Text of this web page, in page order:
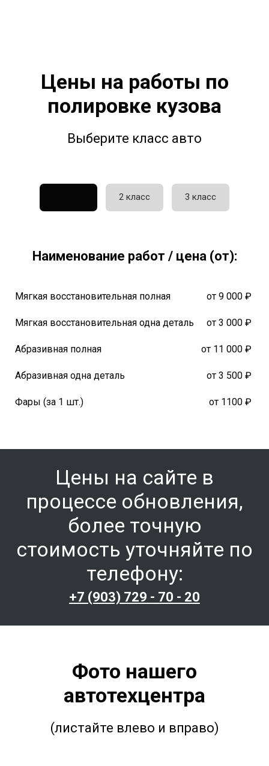
Цены на работы по
полировке кузова
Выберите класс авто
2 класс 3 класс
Наименование работ / цена (от):
Мягкая восстановительная полная от 9 000 ₽
Мягкая восстановительная одна деталь от 3 000 ₽
Абразивная полная от 11 000 ₽
Абразивная одна деталь от 3 500 ₽
Фары (за 1 шт.) от 1100 ₽
Цены на сайте в
процессе обновления,
более точную
стоимость уточняйте по
телефону:
+7 (903) 729 - 70 - 20
Фото нашего
автотехцентра
(листайте влево и вправо)